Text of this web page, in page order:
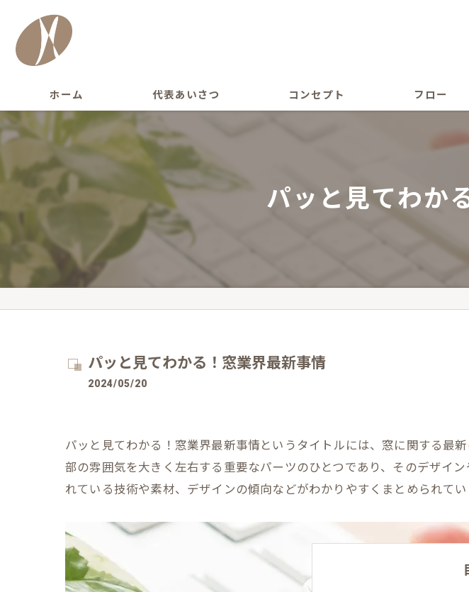
ホーム 代表あいさつ コンセプト フロー
パッと見てわか
パッと見てわかる！窓業界最新事情
2024/05/20
パッと見てわかる！窓業界最新事情というタイトルには、窓に関する最
部の雰囲気を大きく左右する重要なパーツのひとつであり、そのデザイ
れている技術や素材、デザインの傾向などがわかりやすくまとめられて